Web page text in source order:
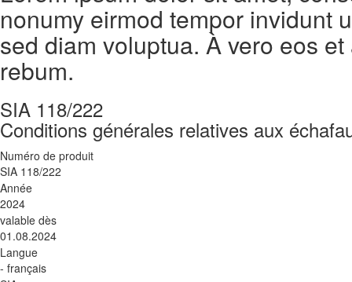
nonumy eirmod tempor invidunt
sed diam voluptua. À vero eos
rebum.
SIA 118/222
Conditions générales relatives aux
Numéro de produit
SIA 118/222
Année
2024
valable dès
01.08.2024
Langue
- français